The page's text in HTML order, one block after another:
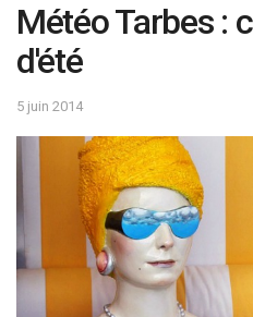
Météo Tarbes :
d'été
5 juin 2014